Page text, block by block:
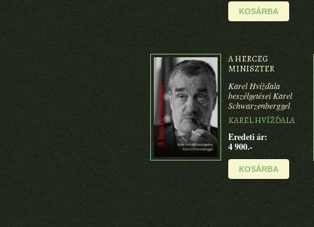
KOSÁRBA
A HERCEG
MINISZTER
Karel Hvížďala
beszélgetései Karel
Schwarzenberggel
KAREL HVÍŽĎALA
Eredeti ár:
4 900.-
KOSÁRBA